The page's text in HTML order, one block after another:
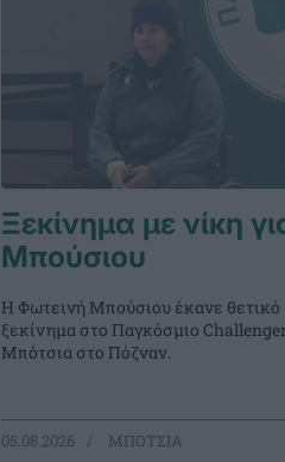
Ξεκίνημα με νίκη
Μπούσιου
Η Φωτεινή Μπούσιου έκανε θετικό
ξεκίνημα στο Παγκόσμιο Challenger
Μπότσια στο Πόζναν.
05.08.2026 ΜΠΟΤΣΙΑ